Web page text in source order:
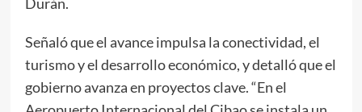
Señaló que el avance impulsa la conectividad, el
turismo y el desarrollo económico, y detalló que el
gobierno avanza en proyectos clave. “En el